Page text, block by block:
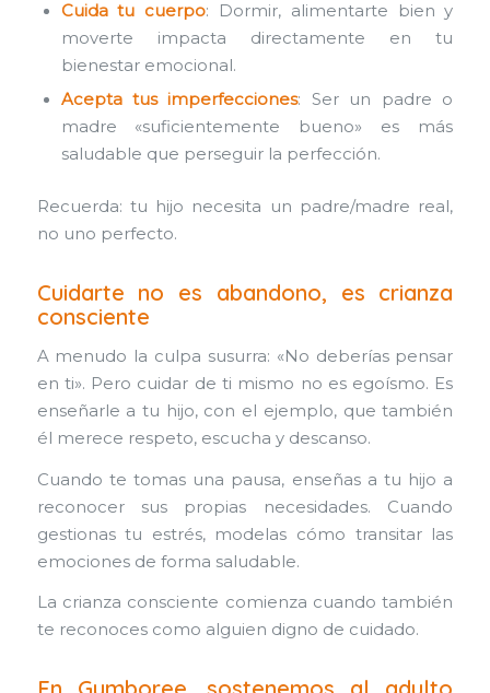
Cuida tu cuerpo: Dormir, alimentarte bien y
moverte impacta directamente en tu
bienestar emocional.
Acepta tus imperfecciones: Ser un padre o
madre «suficientemente bueno» es más
saludable que perseguir la perfección.
Recuerda: tu hijo necesita un padre/madre real,
no uno perfecto.
Cuidarte no es abandono, es crianza
consciente
A menudo la culpa susurra: «No deberías pensar
en ti». Pero cuidar de ti mismo no es egoísmo. Es
enseñarle a tu hijo, con el ejemplo, que también
él merece respeto, escucha y descanso.
Cuando te tomas una pausa, enseñas a tu hijo a
reconocer sus propias necesidades. Cuando
gestionas tu estrés, modelas cómo transitar las
emociones de forma saludable.
La crianza consciente comienza cuando también
te reconoces como alguien digno de cuidado.